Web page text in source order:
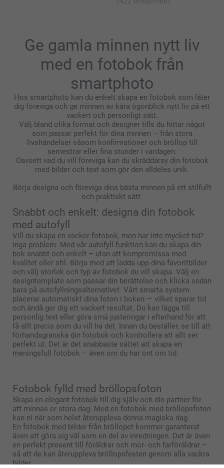
som den ska vara, är du givetvis välkommen att
Varma hälsningar
Kirsi @smartphoto
Ge gamla minnen nytt liv
med en fotobok från
smartphoto
Hos smartphoto kan du enkelt skapa en fotobok som låter
dig föreviga och ge minnen av kära ögonblick nytt liv på ett
vackert och personligt sätt.
Välj bland olika format och designer tills du hittar något
som passar perfekt för dina minnen – från stora
livshändelser såsom konfirmationer och bröllop till
semestrar eller fina stunder i vardagen.
Oavsett vad du vill föreviga kan du skräddarsy din fotobok
med bilder och text som gör den alldeles unik.
Börja designa och föreviga dina bästa minnen på ett stilfullt
och praktiskt sätt.
Snabbt och enkelt: designa din fotobok
med autofyll
Vill du skapa en vacker fotobok, men har inte mycket tid?
Inga problem. Med vår autofyll-funktion kan du skapa din
bok snabbt och enkelt – utan att kompromissa med
kvalitet eller stil. Börja med att ladda upp dina favoritbilder
och välj storlek och typ av fotobok du vill skapa. Välj en
designtemplate som passar din berättelse och klicka sedan
bara på autofyllningsalternativet. Vårt smarta system
placerar automatiskt dina foton i boken — vilket sparar tid
och ändå ger dig ett vackert resultat. Du kan lägga till
personlig text eller göra små justeringar i efterhand för att
få allt precis som du vill ha det. Innan du beställer, se till att
förhandsgranska din fotobok och kontrollera att allt ser
perfekt ut. Det är det snabbaste sättet att skapa en
meningsfull fotobok – även om du har ont om tid.
Fotobok fylld med bröllopsfoton
Skapa en elegant fotobok till dig själv och din partner för
att minnas er stora dag. Med en fotobok med bröllopsfoton
kan ni när som helst återuppleva denna magiska dag.
En fotobok med bilder från bröllopet kommer garanterat
även att göra sig väl som en del av inredningen. Det är även
en perfekt present till föräldrar och mor- och farföräldrar –
så att de kan återuppleva bröllopsfesten genom alla vackra
bilder.